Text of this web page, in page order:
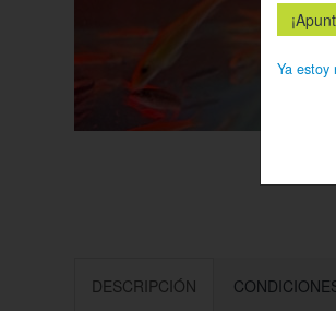
DESCRIPCIÓN
Ya estoy